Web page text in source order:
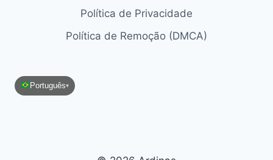
Política de Privacidade
Política de Remoção (DMCA)
Português▾